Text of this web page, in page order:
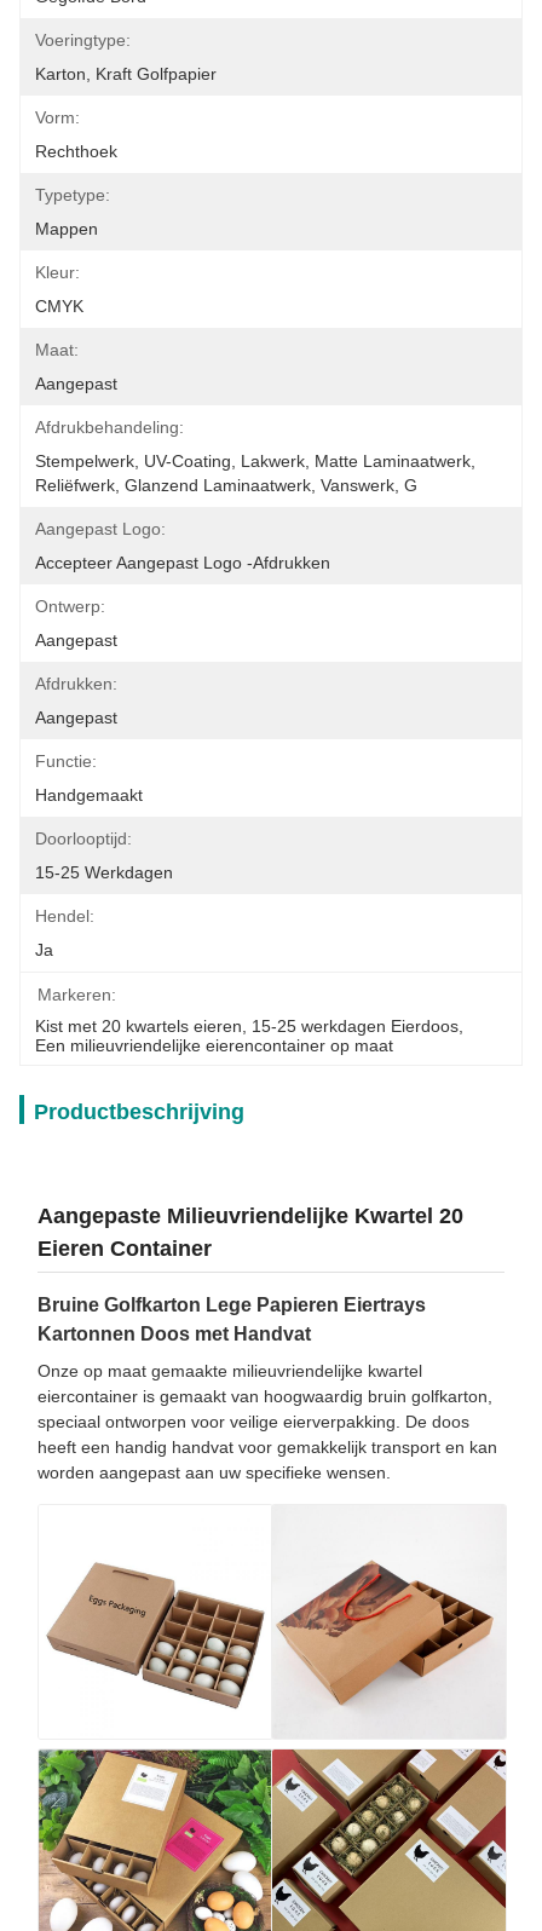
Voeringtype:
Karton, Kraft Golfpapier
Vorm:
Rechthoek
Typetype:
Mappen
Kleur:
CMYK
Maat:
Aangepast
Afdrukbehandeling:
Stempelwerk, UV-Coating, Lakwerk, Matte Laminaatwerk,
Reliëfwerk, Glanzend Laminaatwerk, Vanswerk, G
Aangepast Logo:
Accepteer Aangepast Logo -afdrukken
Ontwerp:
Aangepast
Afdrukken:
Aangepast
Functie:
Handgemaakt
Doorlooptijd:
15-25 Werkdagen
Hendel:
Ja
Markeren:
Kist met 20 kwartels eieren
15-25 werkdagen Eierdoos
Een milieuvriendelijke eierencontainer op maat
Productbeschrijving
Aangepaste Milieuvriendelijke Kwartel 20
Eieren Container
Bruine Golfkarton Lege Papieren Eiertrays
Kartonnen Doos met Handvat
Onze op maat gemaakte milieuvriendelijke kwartel
eiercontainer is gemaakt van hoogwaardig bruin golfkarton,
speciaal ontworpen voor veilige eierverpakking. De doos
heeft een handig handvat voor gemakkelijk transport en kan
worden aangepast aan uw specifieke wensen.